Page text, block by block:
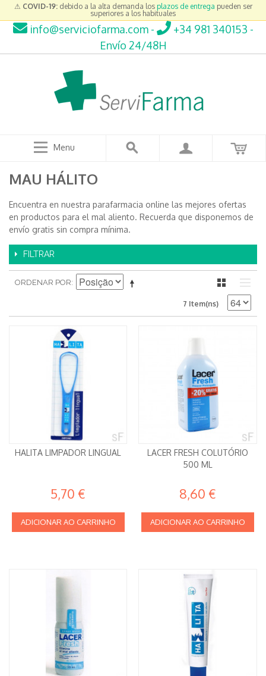
⚠ COVID-19:debido a la alta demanda los plazos de entrega pueden ser
superiores a los habituales
info@serviciofarma.com- +34 981 340153 -
Envío 24/48H
Menu
MAU HÁLITO
Encuentra en nuestra parafarmacia online las mejores ofertas
en productos para el mal aliento. Recuerda que disponemos de
envío gratis sin compra mínima.
FILTRAR
ORDENAR POR
7 Item(ns)
HALITA LIMPADOR LINGUAL
5,70 €
ADICIONAR AO CARRINHO
LACER FRESH COLUTÓRIO
500 ML
8,60 €
ADICIONAR AO CARRINHO